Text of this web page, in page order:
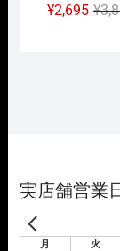
¥
¥2,695
実店舗営業
月 火